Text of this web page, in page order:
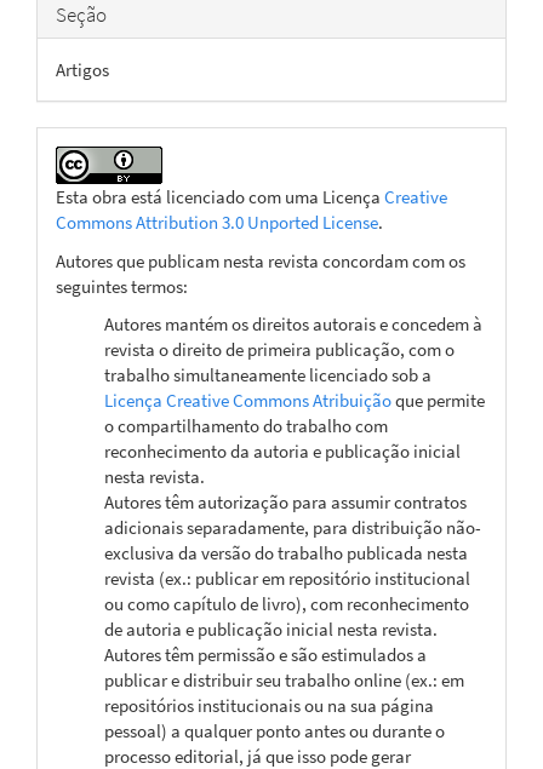
Seção
Artigos
Esta obra está licenciado com uma Licença Creative
Commons Attribution 3.0 Unported License.
Autores que publicam nesta revista concordam com os
seguintes termos:
Autores mantém os direitos autorais e concedem à
revista o direito de primeira publicação, com o
trabalho simultaneamente licenciado sob a
Licença Creative Commons Atribuiçãoque permite
o compartilhamento do trabalho com
reconhecimento da autoria e publicação inicial
nesta revista.
Autores têm autorização para assumir contratos
adicionais separadamente, para distribuição não-
exclusiva da versão do trabalho publicada nesta
revista (ex.: publicar em repositório institucional
ou como capítulo de livro), com reconhecimento
de autoria e publicação inicial nesta revista.
Autores têm permissão e são estimulados a
publicar e distribuir seu trabalho online (ex.: em
repositórios institucionais ou na sua página
pessoal) a qualquer ponto antes ou durante o
processo editorial, já que isso pode gerar